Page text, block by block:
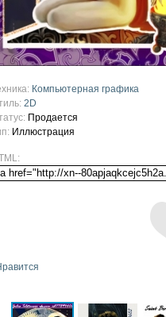
Компьютерная графика
2D
Продается
Иллюстрация